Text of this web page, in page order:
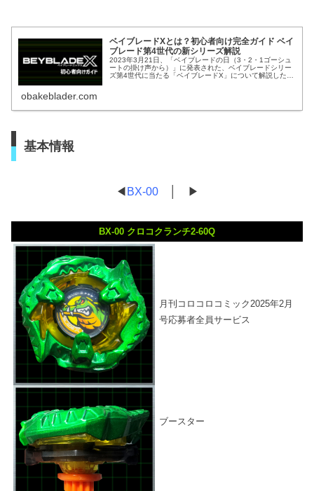
ベイブレードXとは？初心者向け完全ガイド ベイ
ブレード第4世代の新シリーズ解説
2023年3月21日、「ベイブレードの日（3・2・1ゴーシュ
ートの掛け声から）」に発表された、ベイブレードシリー
ズ第4世代に当たる「ベイブレードX」について解説した記
obakeblader.com
基本情報
◀ BX-00│ ▶
BX-00 クロコクランチ2-60Q
月刊コロコロコミック2025年2月
号応募者全員サービス
ブースター